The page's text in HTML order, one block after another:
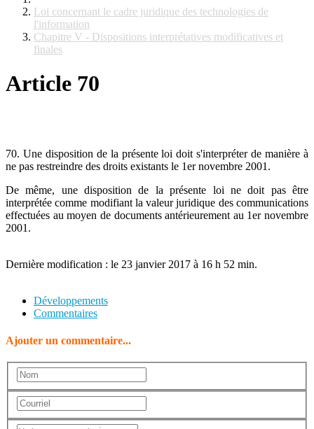
Loi concernant le cadre juridique des technologies de
l'information
Chapitre V - Dispositions interprétatives modificatives et
finales
Article 70
70. Une disposition de la présente loi doit s'interpréter de manière à
ne pas restreindre des droits existants le 1er novembre 2001.
De même, une disposition de la présente loi ne doit pas être
interprétée comme modifiant la valeur juridique des communications
effectuées au moyen de documents antérieurement au 1er novembre
2001.
Dernière modification : le 23 janvier 2017 à 16 h 52 min.
Développements
Commentaires
Ajouter un commentaire...